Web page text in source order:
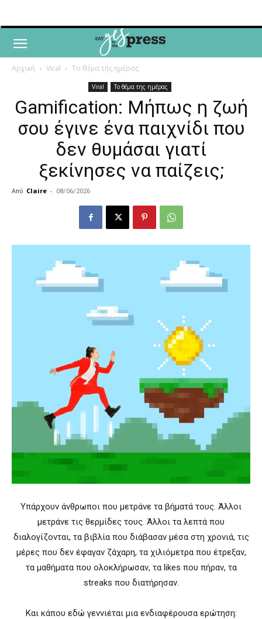
Αρχική Viral Το θέμα της ημέρας
Viral Το θέμα της ημέρας
Gamification: Μήπως η ζωή
σου έγινε ένα παιχνίδι που
δεν θυμάσαι γιατί
ξεκίνησες να παίζεις;
Από Claire - 08/06/2026
Υπάρχουν άνθρωποι που μετράνε τα βήματά τους. Άλλοι
μετράνε τις θερμίδες τους. Άλλοι τα λεπτά που
διαλογίζονται, τα βιβλία που διάβασαν μέσα στη χρονιά, τις
μέρες που δεν έφαγαν ζάχαρη, τα χιλιόμετρα που έτρεξαν,
τα μαθήματα που ολοκλήρωσαν, τα likes που πήραν, τα
streaks που διατήρησαν.
Και κάπου εδώ γεννιέται μια ενδιαφέρουσα ερώτηση: